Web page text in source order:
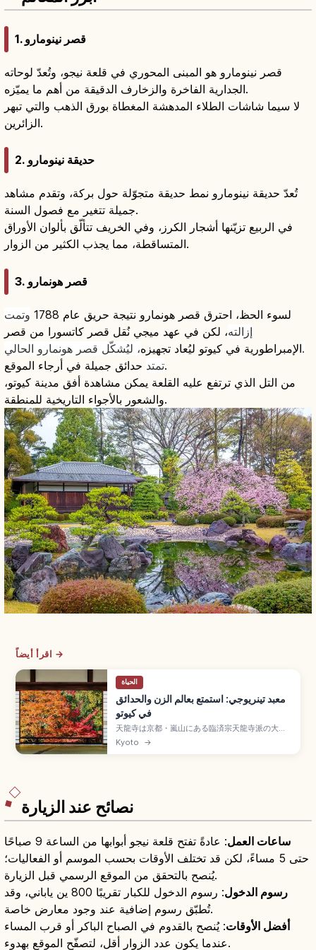
1. قصر نينومارو
قصر نينومارو هو المبنى المحوري في قلعة نيجو، وتُعدّ لوحاته
الجدارية الفاخرة والزخارف الدقيقة من أهم ما يميّزه.
لا سيما شاشات الطلاء المدهشة المغطاة بورق الذهب والتي تبهر
الزائرين.
2. حديقة نينومارو
تُعدّ حديقة نينومارو نمط حديقة متجوّلة حول بركة، وتقدم مشاهد
جميلة تتغير مع فصول السنة.
في الربيع تزيّنها أشجار الكرز، وفي الخريف تتألّق بألوان الأوراق
المتساقطة، مما يجذب الكثير من الزوار.
3. قصر هونمارو
لسوء الحظ، احترق قصر هونمارو نتيجة حريق عام 1788
وتمت
إزالته، لكن في عهد ميجي نُقل قصر كاتسورا من قصر
الإمبراطورية في كيوتو ليُعاد تجهيزه، ليُشكّل قصر هونمارو الحالي.
تمتدحدائق جميلة في أرجاء الموقع.
من التل الذي ترتفع عليه القلعة يمكن مشاهدة أفق مدينة كيوتو،
والشعور بالأجواء التاريخية للمنطقة.
اقرأ أيضاً →
الحياة
معبد تينريوجي: استمتع بعالم الزن والحدائق
في كيوتو
天龍寺は京都・嵐山にある臨済宗天龍寺派の大本
山で、1994年に世界遺産登録された名刹。1339
年に足利尊氏が後醍醐天皇の菩提を弔うために創
Kyoto →
نصائح عند الزيارة
ساعات العمل
: عادةً تفتح قلعة نيجو أبوابها من الساعة 9 صباحًا
حتى 5 مساءً، لكن قد تختلف الأوقات بحسب الموسم أو الفعاليات؛
يُنصح بالتحقق من الموقع الرسمي قبل الزيارة.
رسوم الدخول
: رسوم الدخول للكبار تقريبًا 800 ين ياباني، وقد
تُطبّق رسوم إضافية عند وجود معارض خاصة.
أفضل الأوقات: يُنصح بالقدوم في الصباح الباكر أو قرب المساء
عندما يكون عدد الزوار أقل، لتصفّح الموقع بهدوء.